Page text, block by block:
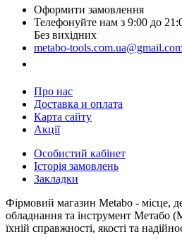
Оформити замовлення
Телефонуйте нам з 9:00 до
Без вихідних
metabo-
Про нас
Доставка и оплата
Карта сайту
Акції
Особистий кабінет
Історія замовлень
Закладки
Фірмовий магазин Metabo - місце,
обладнання та інструмент Метабо
їхній справжності, якості та